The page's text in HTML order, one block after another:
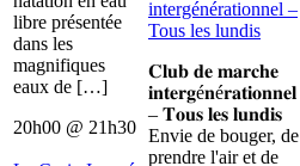
libre présentée
dans les
magnifiques
eaux de […]
20h00 @ 21h30
intergénérationnel –
Tous les lundis
𝐂𝐥𝐮𝐛 𝐝𝐞 𝐦𝐚𝐫𝐜𝐡𝐞
𝐢𝐧𝐭𝐞𝐫𝐠é𝐧é𝐫𝐚𝐭𝐢𝐨𝐧𝐧𝐞𝐥
– 𝐓𝐨𝐮𝐬 𝐥𝐞𝐬 𝐥𝐮𝐧𝐝𝐢𝐬
Envie de bouger, de
prendre l'air et de